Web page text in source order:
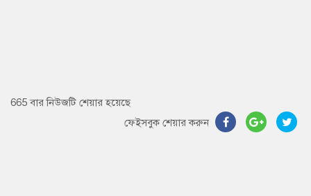
665 বার নিউজটি শেয়ার হয়েছে
ফেইসবুক শেয়ার করুন